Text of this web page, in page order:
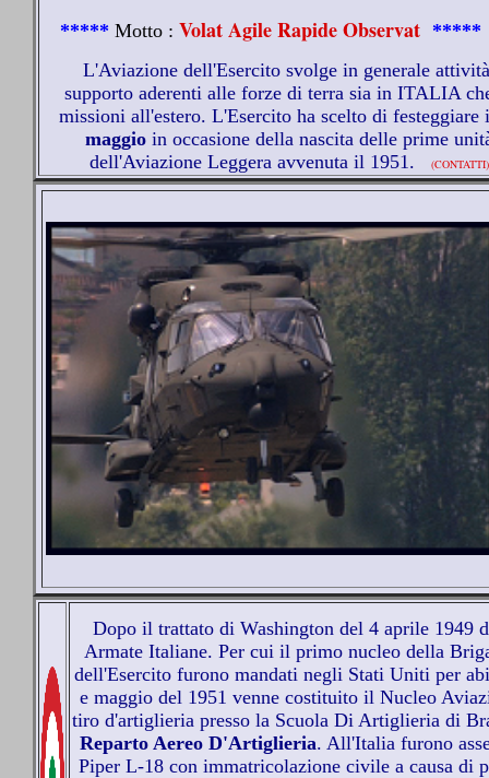
***** Motto : Volat Agile Rapide Observat *****
L'Aviazione dell'Esercito svolge in generale
supporto aderenti alle forze di terra sia in ITALIA
missioni all'estero. L'Esercito ha scelto di
maggio in occasione della nascita delle prime
dell'Aviazione Leggera avvenuta il 1951.
(CONTATTI)
Dopo il trattato di Washington del 4 aprile 1949
Armate Italiane. Per cui il primo nucleo della
dell'Esercito furono mandati negli Stati Uniti per
e maggio del 1951 venne costituito il Nucleo
tiro d'artiglieria presso la Scuola Di Artiglieria di
Reparto Aereo D'Artiglieria. All'Italia furono
Piper L-18 con immatricolazione civile a causa